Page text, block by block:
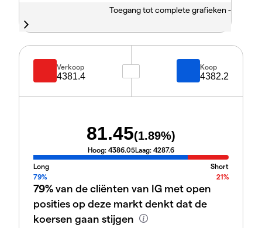
Toegang tot complete grafieken -
Verkoop
4381.4
Koop
4382.2
81.45(1.89%)
Hoog: 4386.05Laag: 4287.6
Long
Short
79%
21%
79%van de cliënten van IG met open
posities op deze markt denkt dat de
koersen gaan stijgen